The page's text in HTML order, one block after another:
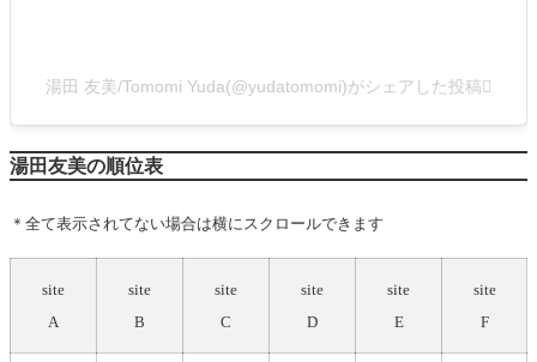
湯田 友美/Tomomi Yuda(@yudatomomi)がシェアした投稿
湯田友美の順位表
＊全て表示されてない場合は横にスクロールできます
site
A
site
B
site
C
site
D
site
E
site
F